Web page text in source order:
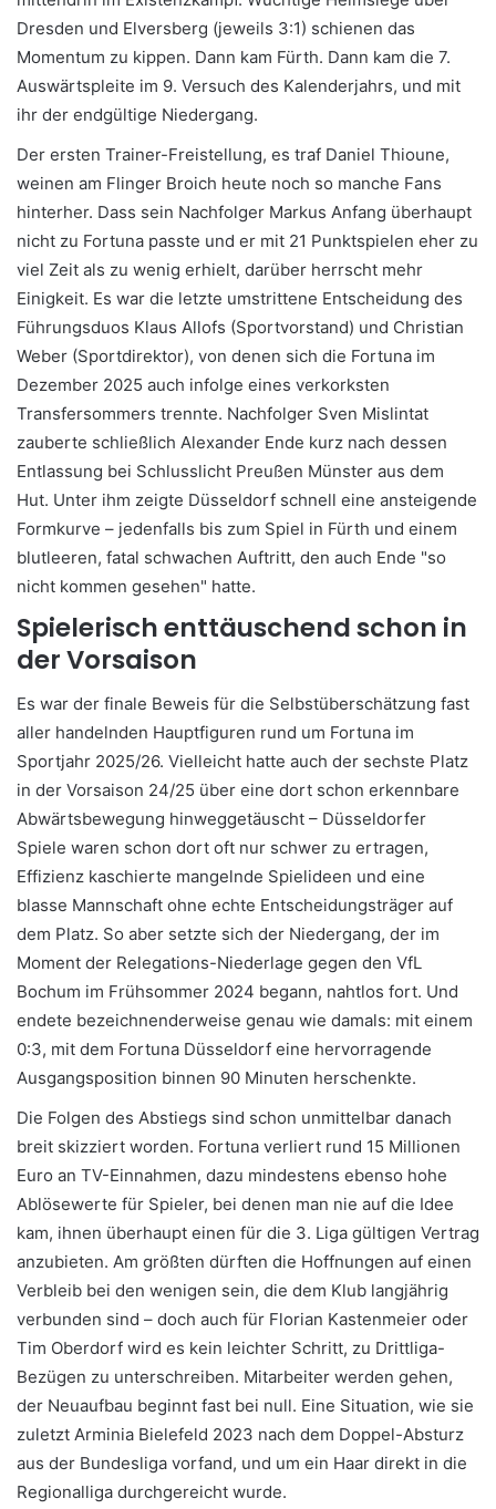
Dresden und Elversberg (jeweils 3:1) schienen das
Momentum zu kippen. Dann kam Fürth. Dann kam die 7.
Auswärtspleite im 9. Versuch des Kalenderjahrs, und mit
ihr der endgültige Niedergang.
Der ersten Trainer-Freistellung, es traf Daniel Thioune,
weinen am Flinger Broich heute noch so manche Fans
hinterher. Dass sein Nachfolger Markus Anfang überhaupt
nicht zu Fortuna passte und er mit 21 Punktspielen eher zu
viel Zeit als zu wenig erhielt, darüber herrscht mehr
Einigkeit. Es war die letzte umstrittene Entscheidung des
Führungsduos Klaus Allofs (Sportvorstand) und Christian
Weber (Sportdirektor), von denen sich die Fortuna im
Dezember 2025 auch infolge eines verkorksten
Transfersommers trennte. Nachfolger Sven Mislintat
zauberte schließlich Alexander Ende kurz nach dessen
Entlassung bei Schlusslicht Preußen Münster aus dem
Hut. Unter ihm zeigte Düsseldorf schnell eine ansteigende
Formkurve – jedenfalls bis zum Spiel in Fürth und einem
blutleeren, fatal schwachen Auftritt, den auch Ende "so
nicht kommen gesehen" hatte.
Spielerisch enttäuschend schon in
der Vorsaison
Es war der finale Beweis für die Selbstüberschätzung fast
aller handelnden Hauptfiguren rund um Fortuna im
Sportjahr 2025/26. Vielleicht hatte auch der sechste Platz
in der Vorsaison 24/25 über eine dort schon erkennbare
Abwärtsbewegung hinweggetäuscht – Düsseldorfer
Spiele waren schon dort oft nur schwer zu ertragen,
Effizienz kaschierte mangelnde Spielideen und eine
blasse Mannschaft ohne echte Entscheidungsträger auf
dem Platz. So aber setzte sich der Niedergang, der im
Moment der Relegations-Niederlage gegen den VfL
Bochum im Frühsommer 2024 begann, nahtlos fort. Und
endete bezeichnenderweise genau wie damals: mit einem
0:3, mit dem Fortuna Düsseldorf eine hervorragende
Ausgangsposition binnen 90 Minuten herschenkte.
Die Folgen des Abstiegs sind schon unmittelbar danach
breit skizziert worden. Fortuna verliert rund 15 Millionen
Euro an TV-Einnahmen, dazu mindestens ebenso hohe
Ablösewerte für Spieler, bei denen man nie auf die Idee
kam, ihnen überhaupt einen für die 3. Liga gültigen Vertrag
anzubieten. Am größten dürften die Hoffnungen auf einen
Verbleib bei den wenigen sein, die dem Klub langjährig
verbunden sind – doch auch für Florian Kastenmeier oder
Tim Oberdorf wird es kein leichter Schritt, zu Drittliga-
Bezügen zu unterschreiben. Mitarbeiter werden gehen,
der Neuaufbau beginnt fast bei null. Eine Situation, wie sie
zuletzt Arminia Bielefeld 2023 nach dem Doppel-Absturz
aus der Bundesliga vorfand, und um ein Haar direkt in die
Regionalliga durchgereicht wurde.